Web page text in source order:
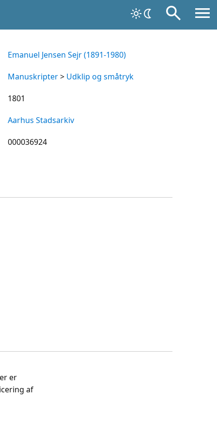
Emanuel Jensen Sejr (1891-1980)
Manuskripter> Udklip og småtryk
1801
Aarhus Stadsarkiv
000036924
er
af